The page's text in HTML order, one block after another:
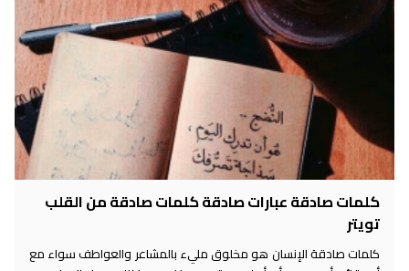
كلمات صادقة عبارات صادقة كلمات صادقة من القلب
تويتر
كلمات صادقة الإنسان هو مخلوق مليء بالمشاعر والعواطف سواء مع